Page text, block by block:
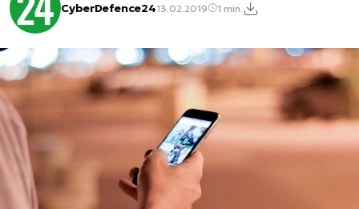
CyberDefence2413.02.2019 1 min.